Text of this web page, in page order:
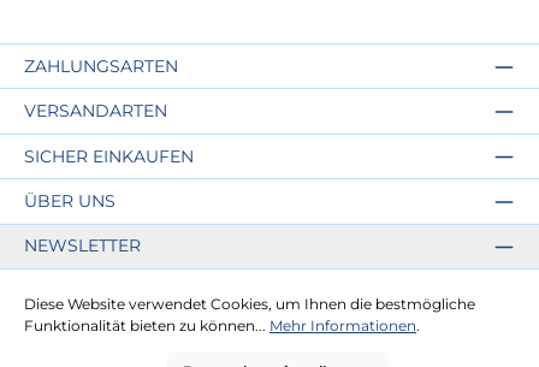
ZAHLUNGSARTEN
VERSANDARTEN
SICHER EINKAUFEN
ÜBER UNS
NEWSLETTER
Alle Preise inkl. gesetzl. Mehrwertsteuer zzgl.Versandkosten
Diese Website verwendet Cookies, um Ihnen die bestmögliche
Funktionalität bieten zu können... Mehr Informationen.